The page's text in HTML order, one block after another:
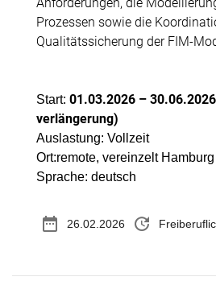
Prozessen sowie die
Qualitätssicherung der FIM-
Start: 01.03.2026 –
verlängerung)
Auslastung: Vollzeit
Ort:remote, vereinzelt Hamburg
Sprache: deutsch
date_range 26.02.2026 update